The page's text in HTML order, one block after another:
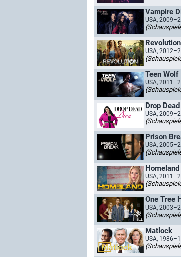
Vampire
USA,
Revolution
USA,
Teen Wolf
USA,
Drop
USA,
Prison
USA,
Homeland
USA,
One Tree
USA,
Matlock
USA,